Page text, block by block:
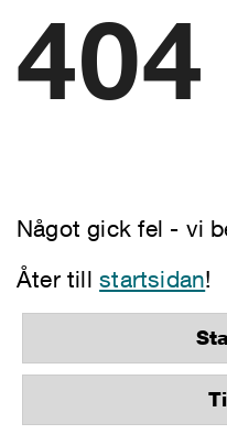
404
Något gick fel - vi
Åter tillstartsidan!